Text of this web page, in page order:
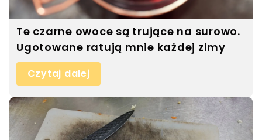
Te czarne owoce są trujące na surowo.
Ugotowane ratują mnie każdej zimy
Czytaj dalej